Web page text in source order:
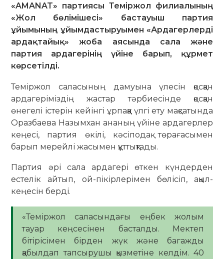
«AMANAT» партиясы Теміржол филиалының
«Жол бөлімішесі» бастауыш партия
ұйымының ұйымдастыруымен «Ардагерлерді
ардақтайық» жоба аясында сала және
партия ардагерінің үйіне барып, құрмет
көрсетілді.
Теміржол саласының дамуына үлесін қосқан
ардагеріміздің жастар тәрбиесінде қосқан
өнегелі істерін кейінгі ұрпаққа үлгі ету мақсатында
Оразбаева Назымхан ананың үйіне ардагерлер
кеңесі, партия өкілі, кәсіподақ төрағасымен
барып мерейлі жасымен құттықтады.
Партия әрі сала ардагері өткен күндерден
естелік айтып, ой-пікірлерімен бөлісіп, ақыл-
кеңесін берді.
«Теміржол саласындағы еңбек жолым
тауар кеңсесінен басталды. Мектеп
бітірісімен бірден жүк және багажды
қабылдап тапсырушы қызметіне келдім. 40